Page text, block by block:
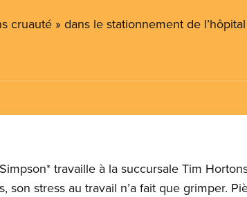
cruauté » dans le stationnement de
travaille à la succursale Tim
son stress au travail n’a fait que grimper.